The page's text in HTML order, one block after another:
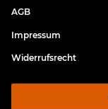
AGB
Impressum
Widerrufsrecht